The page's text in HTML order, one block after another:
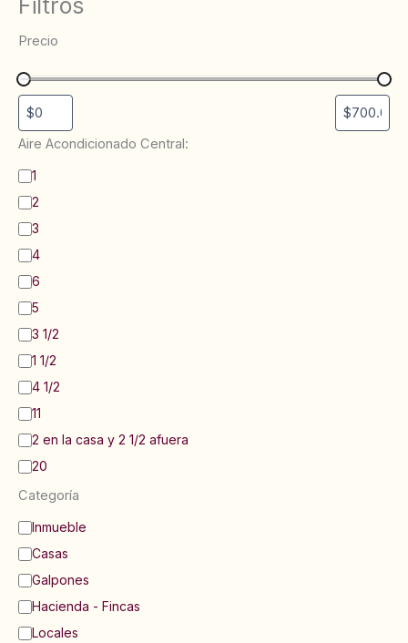
Filtros
Precio
Aire Acondicionado Central:
B
ñ
o
s
:
1
2
3
4
6
5
3 1/2
1 1/2
4 1/2
11
2 en la casa y 2 1/2 afuera
20
Categoría
C
t
e
g
o
r
Inmueble
Casas
Galpones
Hacienda - Fincas
Locales